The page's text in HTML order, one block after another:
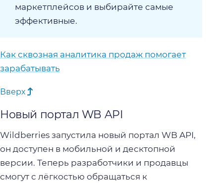
маркетплейсов и выбирайте самые
эффективные.
Как сквозная аналитика продаж помогает
зарабатывать
Вверх
Новый портал WB API
Wildberries запустила новый портал WB API,
он доступен в мобильной и десктопной
версии. Теперь разработчики и продавцы
смогут с лёгкостью обращаться к